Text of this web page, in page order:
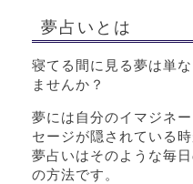
夢占いとは
寝てる間に見る夢は単
ませんか？
夢には自分のイマジネ
セージが隠されている時
夢占いはそのような毎
の方法です。